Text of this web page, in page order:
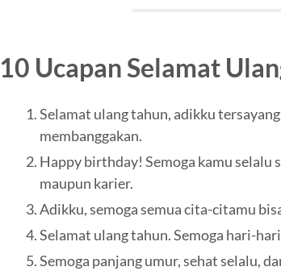
10 Ucapan Selamat
Selamat ulang tahun, adikku
membanggakan.
Happy birthday! Semoga kamu selalu
maupun karier.
Adikku, semoga semua cita-citamu
Selamat ulang tahun. Semoga hari-
Semoga panjang umur, sehat selalu,